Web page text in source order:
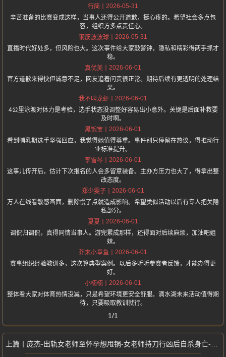
行简
2026-05-31
辛苦准备的比赛变成这样，当事人还得公开道歉，挺心疼的。希望社会多点包
容，组织方多点责任心。
钢筋波波球
2026-05-31
直播时代好处多，但风险也大。这次事件给大家敲警钟，隐私和精彩得两手抓才
稳。
真优美
2026-06-01
官方道歉来得快但诚意不足，网友追着问责很正常。期待后续有更透明的处理结
果。
我不叫龙虾
2026-06-01
4公里泳渡对体力是考验，选手状态没调整好容易出小意外。关键是后面补救要
及时啊。
黑饱宝
2026-06-01
看到哺乳期选手坚强回应，我觉得她值得尊重。事件别只停留在热议，得推动行
业标准提升。
李雪琴
2026-06-01
这事儿传开后，估计下次报名的人会多留意装备。主办方压力也大了，得拿出整
改态度。
郑少雯子
2026-06-01
万人在线看敏感画面，删除慢了点就造成影响。希望类似活动以后有专人把关隐
私部分。
夏夏
2026-06-01
调侃归调侃，真得同情当事人。游完累成那样，还得面对后续麻烦，加油吧姐
妹。
芥末小章鱼
2026-06-01
赛事组织经验教训多，这次算典型案例。以后多听听参赛者反馈，才能办得更
好。
小楠楠
2026-06-01
整体看大家对体育热情没减，只是希望环境更安全舒服。滴水湖未来活动值得期
待，只要吸取教训就行。
1/1
庞杰-出轨女老师至怀孕想甩锅-女老师持刀行凶后自杀身亡-临沂郯城副校长